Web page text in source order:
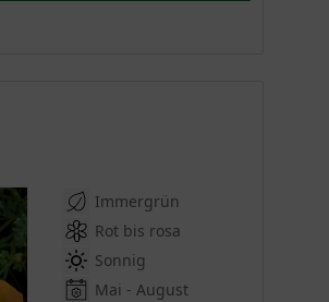
Immergrün
Rot bis rosa
Sonnig
Mai - August